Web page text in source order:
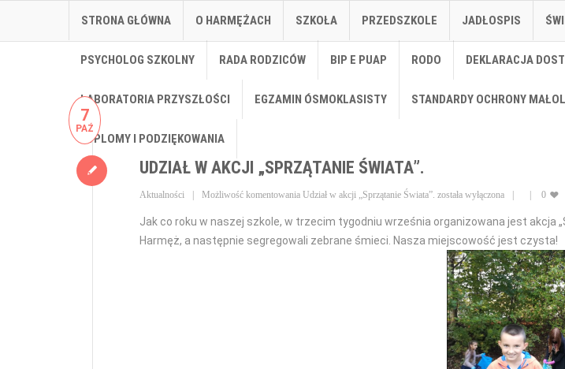
STRONA GŁÓWNA O HARMĘŻACH SZKOŁA PRZEDSZKOLE JADŁOSPIS
PSYCHOLOG SZKOLNY RADA RODZICÓW BIP E PUAP RODO DEKLARACJA
LABORATORIA PRZYSZŁOŚCI EGZAMIN ÓSMOKLASISTY STANDARDY OCHRONY
DYPLOMY I PODZIĘKOWANIA
7
PAŹ
UDZIAŁ W AKCJI „SPRZĄTANIE ŚWIATA”.
Aktualności Możliwość komentowania Udział w akcji „Sprzątanie Świata”. została wyłączona 0
Jak co roku w naszej szkole, w trzecim tygodniu września organizowana jest
Harmęż, a następnie segregowali zebrane śmieci. Nasza miejscowość jest czysta!